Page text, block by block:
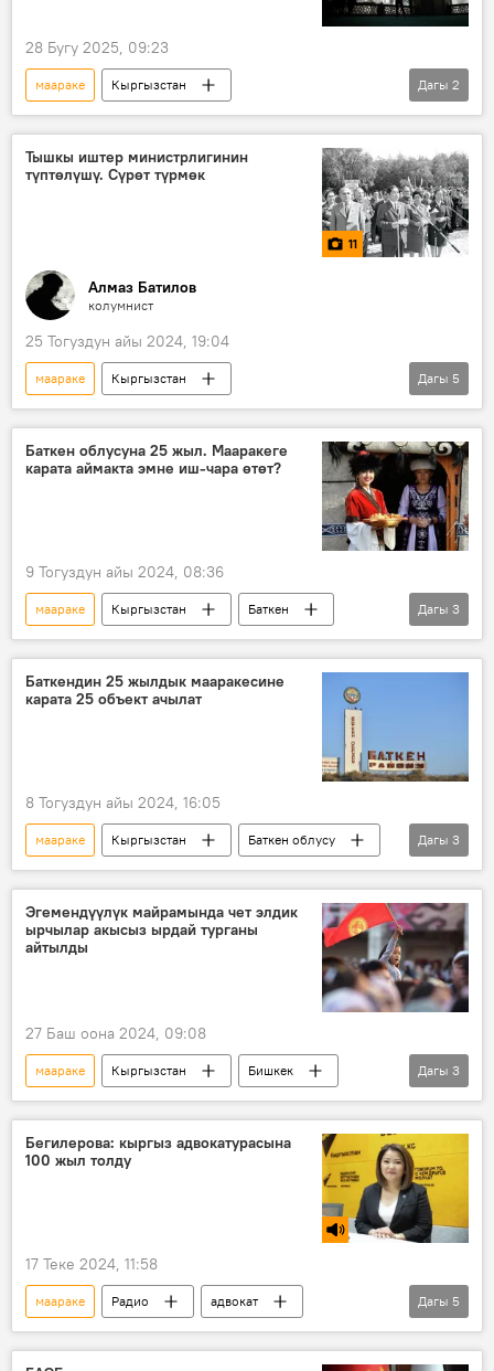
28 Бугу 2025, 09:23
маараке
Кыргызстан
Курман айт майрамы
муфтият
Дагы 2
Тышкы иштер министрлигинин
түптөлүшү. Сүрөт түрмөк
11
Алмаз Батилов
колумнист
25 Тогуздун айы 2024, 19:04
маараке
Кыргызстан
Тышкы иштер министрлиги
дипломатия
Сүрөт түрмөк
Дагы 5
Баткен облусуна 25 жыл. Мааракеге
карата аймакта эмне иш-чара өтөт?
9 Тогуздун айы 2024, 08:36
маараке Кыргызстан
Баткен
илим
Маданият концерт
Дагы 3
Баткендин 25 жылдык мааракесине
карата 25 объект ачылат
8 Тогуздун айы 2024, 16:05
маараке Кыргызстан
Баткен облусу
объект
Экономика курулуш
Дагы 3
Эгемендүүлүк майрамында чет элдик
ырчылар акысыз ырдай турганы
айтылды
27 Баш оона 2024, 09:08
маараке Кыргызстан
Бишкек
Кара-Кыргыз автономиялык облусу
концерт
ырчы
Дагы 3
Бегилерова: кыргыз адвокатурасына
100 жыл толду
17 Теке 2024, 11:58
маараке Радио
адвокат
инвентаризациялоо
реформа
лицензия
Дагы 5